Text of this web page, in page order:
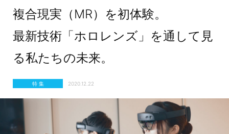
複合現実（MR）を初体験。
最新技術「ホロレンズ」を通して見
る私たちの未来。
特 集 2020.12.22